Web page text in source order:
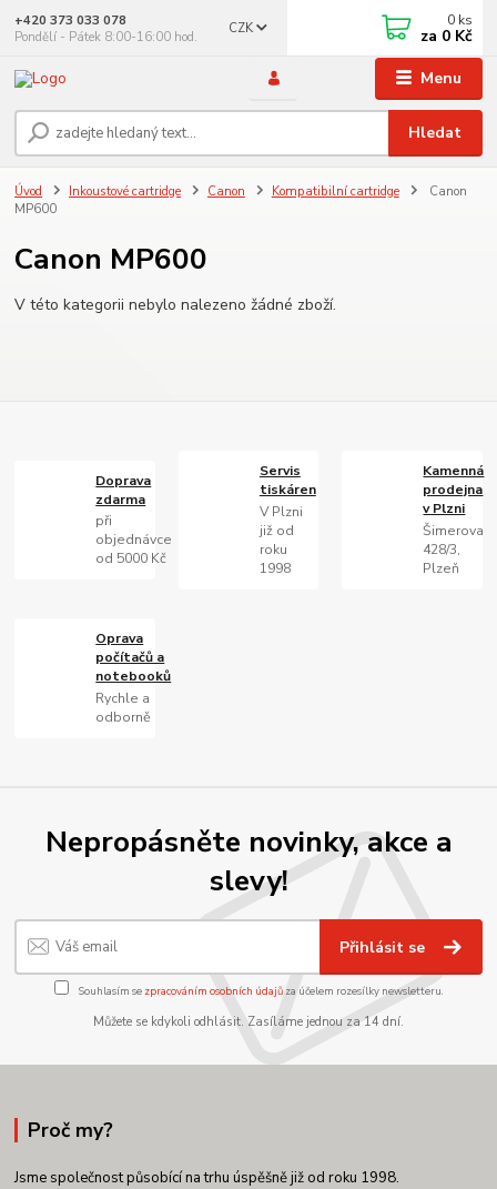
Menu
CZK
Hledat
+420 373 033 078
Pondělí - Pátek 8:00-16:00 hod.
0 ks
za 0 Kč
Úvod Inkoustové cartridge Canon Kompatibilní cartridge
Canon
MP600
Canon MP600
V této kategorii nebylo nalezeno žádné zboží.
Doprava
zdarma
při
objednávce
od 5000 Kč
Servis
tiskáren
V Plzni
již od
roku
1998
Kamenná
prodejna
v Plzni
Šimerova
428/3,
Plzeň
Oprava
počítačů a
notebooků
Rychle a
odborně
Nepropásněte novinky, akce a
slevy!
Přihlásit se
Souhlasím se zpracováním osobních údajůza účelem rozesílky newsletteru.
Můžete se kdykoli odhlásit. Zasíláme jednou za 14 dní.
Proč my?
Jsme společnost působící na trhu úspěšně již od roku 1998.